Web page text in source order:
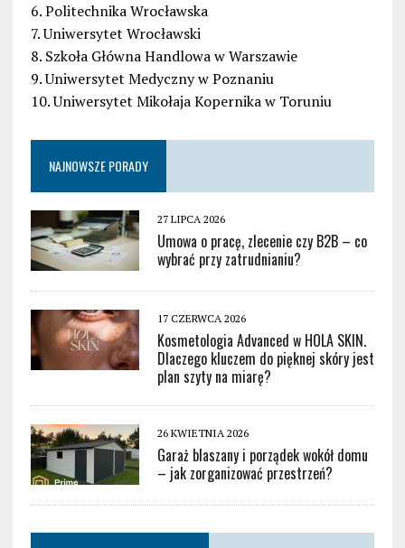
6. Politechnika Wrocławska
7. Uniwersytet Wrocławski
8. Szkoła Główna Handlowa w Warszawie
9. Uniwersytet Medyczny w Poznaniu
10. Uniwersytet Mikołaja Kopernika w Toruniu
NAJNOWSZE PORADY
27 LIPCA 2026
Umowa o pracę, zlecenie czy B2B – co
wybrać przy zatrudnianiu?
17 CZERWCA 2026
Kosmetologia Advanced w HOLA SKIN.
Dlaczego kluczem do pięknej skóry jest
plan szyty na miarę?
26 KWIETNIA 2026
Garaż blaszany i porządek wokół domu
– jak zorganizować przestrzeń?